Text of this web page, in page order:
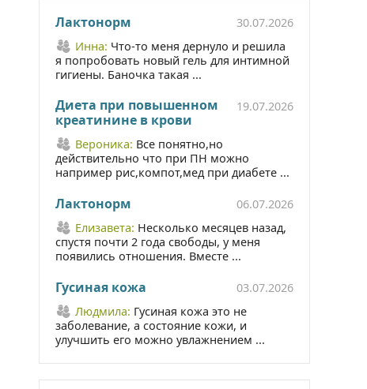
Лактонорм
30.07.2026
Инна: Что-то меня дернуло и решила
я попробовать новый гель для интимной
гигиены. Баночка такая ...
Диета при повышенном
креатинине в крови
19.07.2026
Вероника: Все понятно,но
действительно что при ПН можно
например рис,компот,мед при диабете ...
Лактонорм
06.07.2026
Елизавета: Несколько месяцев назад,
спустя почти 2 года свободы, у меня
появились отношения. Вместе ...
Гусиная кожа
03.07.2026
Людмила: Гусиная кожа это не
заболевание, а состояние кожи, и
улучшить его можно увлажнением ...